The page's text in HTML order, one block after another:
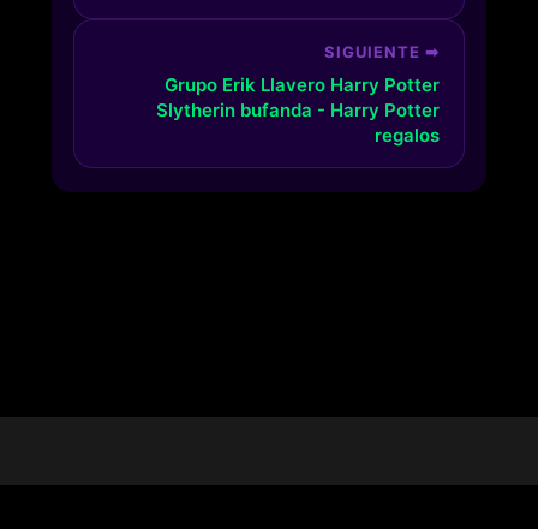
SIGUIENTE ➡
Grupo Erik Llavero Harry Potter
Slytherin bufanda - Harry Potter
regalos